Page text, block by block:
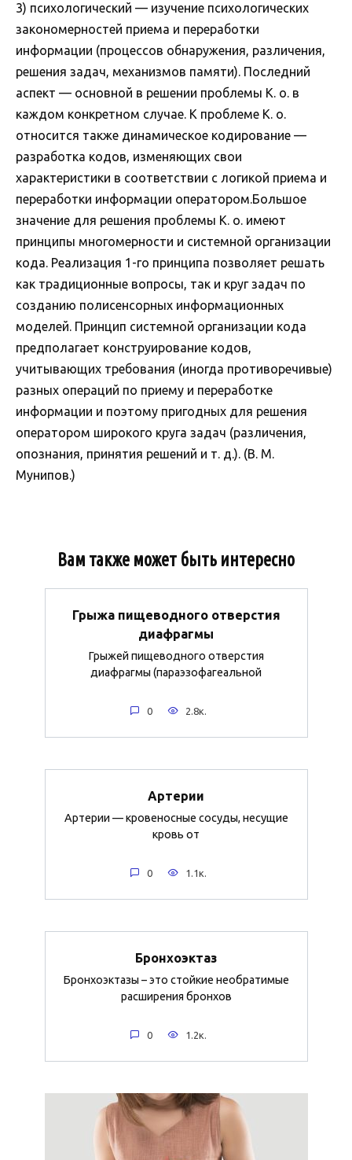
3) психологический — изучение психологических
закономерностей приема и переработки
информации (процессов обнаружения, различения,
решения задач, механизмов памяти). Последний
аспект — основной в решении проблемы К. о. в
каждом конкретном случае. К проблеме К. о.
относится также динамическое кодирование —
разработка кодов, изменяющих свои
характеристики в соответствии с логикой приема и
переработки информации оператором.Большое
значение для решения проблемы К. о. имеют
принципы многомерности и системной организации
кода. Реализация 1-го принципа позволяет решать
как традиционные вопросы, так и круг задач по
созданию полисенсорных информационных
моделей. Принцип системной организации кода
предполагает конструирование кодов,
учитывающих требования (иногда противоречивые)
разных операций по приему и переработке
информации и поэтому пригодных для решения
оператором широкого круга задач (различения,
опознания, принятия решений и т. д.). (В. М.
Мунипов.)
Вам также может быть интересно
Грыжа пищеводного отверстия
диафрагмы
Грыжей пищеводного отверстия
диафрагмы (параэзофагеальной
0 2.8к.
Артерии
Артерии — кровеносные сосуды, несущие
кровь от
0 1.1к.
Бронхоэктаз
Бронхоэктазы – это стойкие необратимые
расширения бронхов
0 1.2к.